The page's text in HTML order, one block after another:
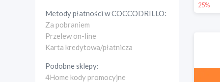
Metody płatności wCOCCODRILLO:
Za pobraniem
Przelew on-line
Karta kredytowa/płatnicza
Podobne sklepy:
4Home kody promocyjne
25%